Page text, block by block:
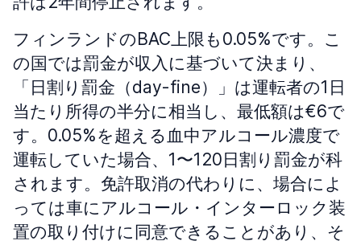
フィンランドのBAC上限も0.05%です。こ
の国では罰金が収入に基づいて決まり、
「日割り罰金（day-fine）」は運転者の1日
当たり所得の半分に相当し、最低額は€6で
す。0.05%を超える血中アルコール濃度で
運転していた場合、1〜120日割り罰金が科
されます。免許取消の代わりに、場合によ
っては車にアルコール・インターロック装
置の取り付けに同意できることがあり、そ